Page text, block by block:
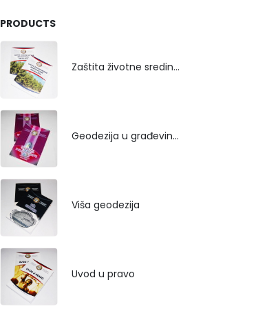
PRODUCTS
Zaštita životne sredine rekultivacijom odlagališta
Geodezija u građevinarstvu
Viša geodezija
Uvod u pravo